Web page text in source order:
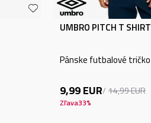
UMBRO PITCH T SHIRT
Pánske futbalové tričko
9,99EUR 14,99EUR
Zľava33%